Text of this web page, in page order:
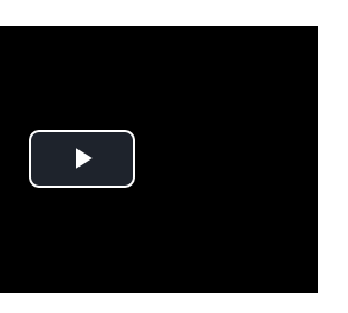
Play